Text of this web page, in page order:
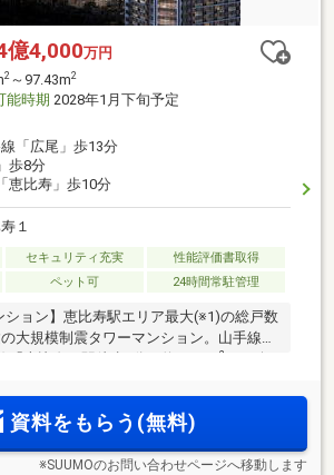
億4,000万円
2 ～97.43m2
能時期 2028年1月下旬予定
「広尾」歩13分
歩8分
恵比寿」歩10分
１
セキュリティ充実
性能評価書取得
ペット可 24時間常駐管理
ション】恵比寿駅エリア最大(※1)の総戸数
大規模制震タワーマンション。山手線の
2
資料をもらう(無料)
※SUUMOのお問い合わせページへ移動します